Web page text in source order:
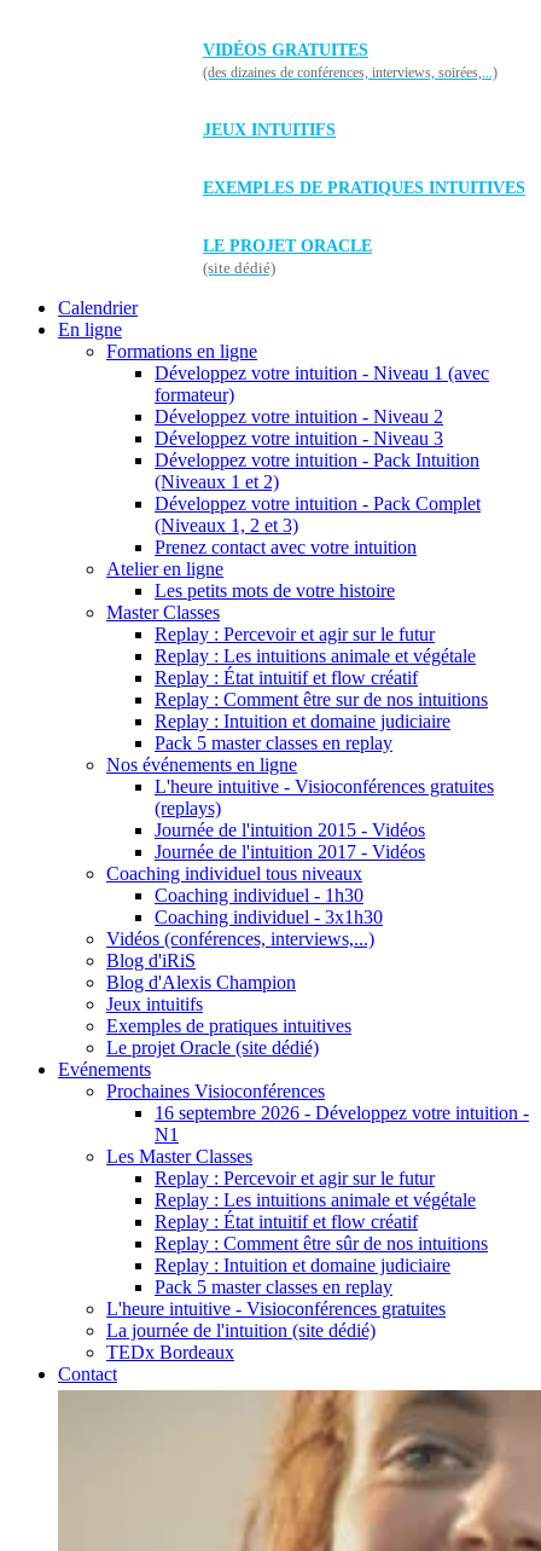
VIDÉOS GRATUITES
(des dizaines de conférences, interviews, soirées,...)
JEUX INTUITIFS
EXEMPLES DE PRATIQUES INTUITIVES
LE PROJET ORACLE
(site dédié)
Calendrier
En ligne
Formations en ligne
Développez votre intuition - Niveau 1 (avec
formateur)
Développez votre intuition - Niveau 2
Développez votre intuition - Niveau 3
Développez votre intuition - Pack Intuition
(Niveaux 1 et 2)
Développez votre intuition - Pack Complet
(Niveaux 1, 2 et 3)
Prenez contact avec votre intuition
Atelier en ligne
Les petits mots de votre histoire
Master Classes
Replay : Percevoir et agir sur le futur
Replay : Les intuitions animale et végétale
Replay : État intuitif et flow créatif
Replay : Comment être sur de nos intuitions
Replay : Intuition et domaine judiciaire
Pack 5 master classes en replay
Nos événements en ligne
L'heure intuitive - Visioconférences gratuites
(replays)
Journée de l'intuition 2015 - Vidéos
Journée de l'intuition 2017 - Vidéos
Coaching individuel tous niveaux
Coaching individuel - 1h30
Coaching individuel - 3x1h30
Vidéos (conférences, interviews,...)
Blog d'iRiS
Blog d'Alexis Champion
Jeux intuitifs
Exemples de pratiques intuitives
Le projet Oracle (site dédié)
Evénements
Prochaines Visioconférences
16 septembre 2026 - Développez votre intuition -
N1
Les Master Classes
Replay : Percevoir et agir sur le futur
Replay : Les intuitions animale et végétale
Replay : État intuitif et flow créatif
Replay : Comment être sûr de nos intuitions
Replay : Intuition et domaine judiciaire
Pack 5 master classes en replay
L'heure intuitive - Visioconférences gratuites
La journée de l'intuition (site dédié)
TEDx Bordeaux
Contact